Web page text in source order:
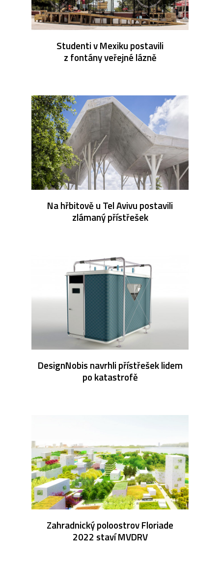
Studenti v Mexiku postavili
z fontány veřejné lázně
Na hřbitově u Tel Avivu postavili
zlámaný přístřešek
DesignNobis navrhli přístřešek lidem
po katastrofě
Zahradnický poloostrov Floriade
2022 staví MVDRV